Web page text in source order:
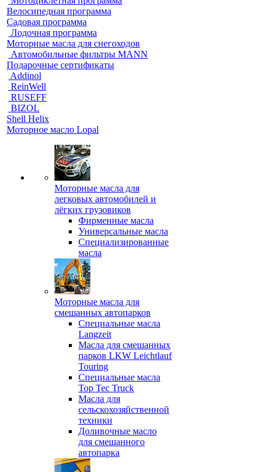
Велосипедная программа
Садовая программа
Лодочная программа
Моторные масла для снегоходов
Автомобильные фильтры MANN
Подарочные сертификаты
Addinol
ReinWell
RUSEFF
BIZOL
Shell Helix
Моторное масло Lopal
Моторные масла для
легковых автомобилей и
лёгких грузовиков
Фирменные масла
Универсальные масла
Специализированные
масла
Моторные масла для
смешанных автопарков
Специальные масла
Langzeit
Масла для смешанных
парков LKW Leichtlauf
Touring
Специальные масла
Top Tec Truck
Масла для
сельскохозяйственной
техники
Доливочные масло
для смешанного
автопарка